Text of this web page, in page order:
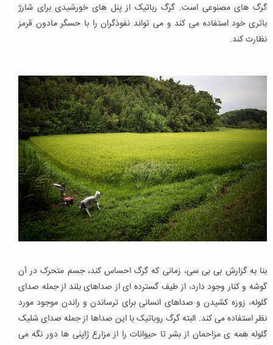
گرگ های مصنوعی است. گرگ رباتیک از پنل های خورشیدی برای شارژ
باتری خود استفاده می کند و می تواند نفوذگران را با حسگر مادون قرمز
نظارت کند.
بنا به گزارش بی بی سی، زمانی که گرگ احساس کند، جسم متحرک در آن
گوشه و کنار وجود دارد، از طیف گسترده ای از صداهای بلند از جمله صدای
گلوله، زوزه کشیدن و صداهای انسانی برای ترساندن و راندن موجود مورد
نظر استفاده می کند. البته گرگ روباتیک با این صداها از جمله صدای شلیک
گلوله همه ی مزاحمان از بشر تا حیوانات را از مزارع ژاپنی ها دور نگه می